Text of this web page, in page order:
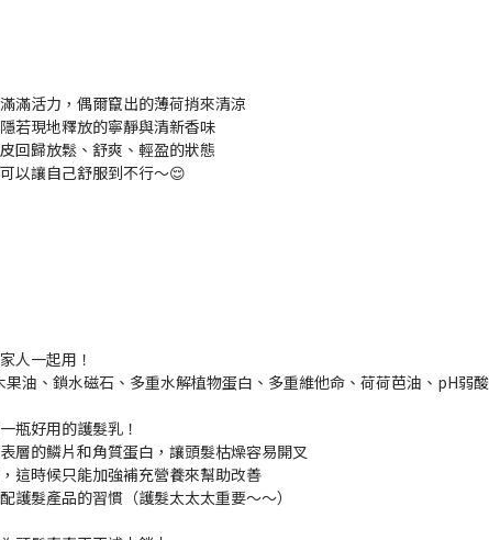
滿活力，偶爾竄出的薄荷捎來清涼
若現地釋放的寧靜與清新香味
回歸放鬆、舒爽、輕盈的狀態
以讓自己舒服到不行～😌
人一起用！
油、鎖水磁石、多重水解植物蛋白、多重維他命、荷荷芭油、pH弱
瓶好用的護髮乳！
層的鱗片和角質蛋白，讓頭髮枯燥容易開叉
這時候只能加強補充營養來幫助改善
護髮產品的習慣（護髮太太太重要～～）